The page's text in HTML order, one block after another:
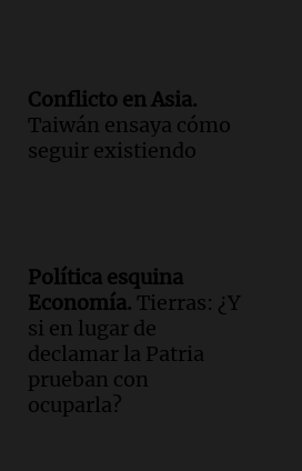
Conflicto en Asia.
Taiwán ensaya cómo
seguir existiendo
Política esquina
Economía. Tierras: ¿Y
si en lugar de
declamar la Patria
prueban con
ocuparla?